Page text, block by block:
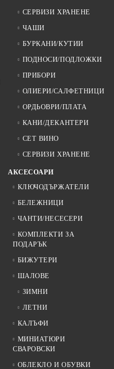
СЕРВИЗИ ХРАНЕНЕ
ЧАШИ
БУРКАНИ/КУТИИ
ПОДНОСИ/ПОДЛОЖКИ
ПРИБОРИ
ОЛИЕРИ/САЛФЕТНИЦИ
ОРДЬОВРИ/ПЛАТА
КАНИ/ДЕКАНТЕРИ
СЕТ ВИНО
СЕРВИЗИ ХРАНЕНЕ
АКСЕСОАРИ
КЛЮЧОДЪРЖАТЕЛИ
БЕЛЕЖНИЦИ
ЧАНТИ/НЕСЕСЕРИ
КОМПЛЕКТИ ЗА
ПОДАРЪК
БИЖУТЕРИ
ШАЛОВЕ
ЗИМНИ
ЛЕТНИ
КАЛЪФИ
МИНИАТЮРИ
СВАРОВСКИ
ОБЛЕКЛО И ОБУВКИ